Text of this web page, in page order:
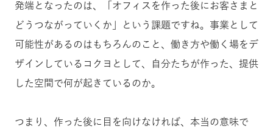
発端となったのは、「オフィスを作った後にお客さまと
どうつながっていくか」という課題ですね。事業として
可能性があるのはもちろんのこと、働き方や働く場をデ
ザインしているコクヨとして、自分たちが作った、提供
した空間で何が起きているのか。
つまり、作った後に目を向けなければ、本当の意味で